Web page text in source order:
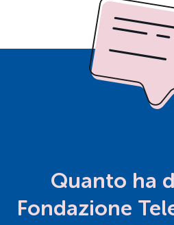
Quanto ha
Fondazione